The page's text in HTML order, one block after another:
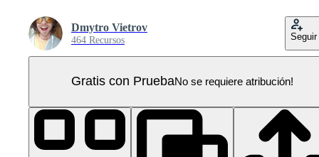
Dmytro Vietrov
464 Recursos Seguir
Gratis con PruebaNo se requiere atribución!